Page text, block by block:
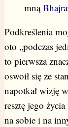
mną
Podkreślenia
oto „podczas
to pierwsza
oswoił się ze
napotkał wizję
resztę jego
na sobie i na